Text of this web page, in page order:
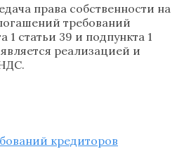
права собственности на
требований
1 статьи 39 и подпункта 1
реализацией и
кредиторов